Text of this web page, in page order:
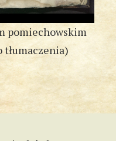
pomiechowskim
tłumaczenia)